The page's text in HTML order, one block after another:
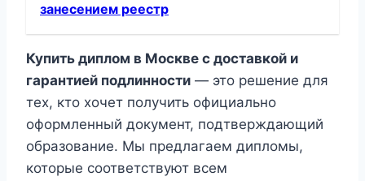
занесением реестр
Купить диплом в Москве с доставкой и
гарантией подлинности — это решение для
тех, кто хочет получить официально
оформленный документ, подтверждающий
образование. Мы предлагаем дипломы,
которые соответствуют всем